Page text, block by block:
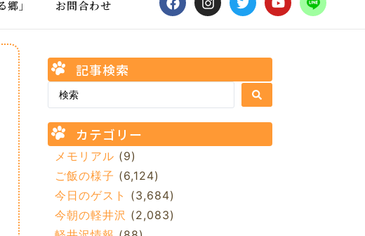
」 お問合わせ
記事検索
カテゴリー
メモリアル (9)
ご飯の様子 (6,124)
今日のゲスト (3,684)
今朝の軽井沢 (2,083)